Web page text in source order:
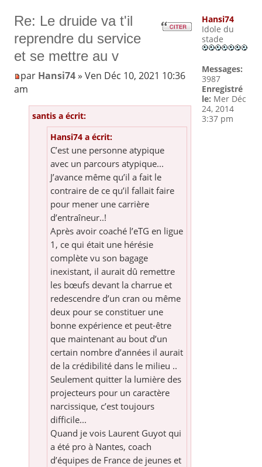
Re: Le druide va t'il
reprendre du service
et se mettre au v
par Hansi74» Ven Déc 10, 2021 10:36
am
santis a écrit:
Hansi74 a écrit:
C’est une personne atypique
avec un parcours atypique...
J’avance même qu’il a fait le
contraire de ce qu’il fallait faire
pour mener une carrière
d’entraîneur..!
Après avoir coaché l’eTG en ligue
1, ce qui était une hérésie
complète vu son bagage
inexistant, il aurait dû remettre
les bœufs devant la charrue et
redescendre d’un cran ou même
deux pour se constituer une
bonne expérience et peut-être
que maintenant au bout d’un
certain nombre d’années il aurait
de la crédibilité dans le milieu ..
Seulement quitter la lumière des
projecteurs pour un caractère
narcissique, c’est toujours
difficile...
Quand je vois Laurent Guyot qui
a été pro à Nantes, coach
d’équipes de France de jeunes et
Hansi74
Idole du
stade
Messages:
3987
Enregistré
le: Mer Déc
24, 2014
3:37 pm